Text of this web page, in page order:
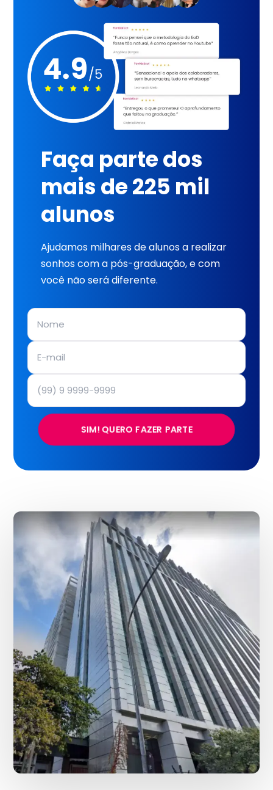
Faça parte dos
mais de 225 mil
alunos
Ajudamos milhares de alunos a realizar
sonhos com a pós-graduação, e com
você não será diferente.
SIM! QUERO FAZER PARTE